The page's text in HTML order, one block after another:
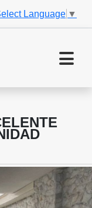
Language ▼